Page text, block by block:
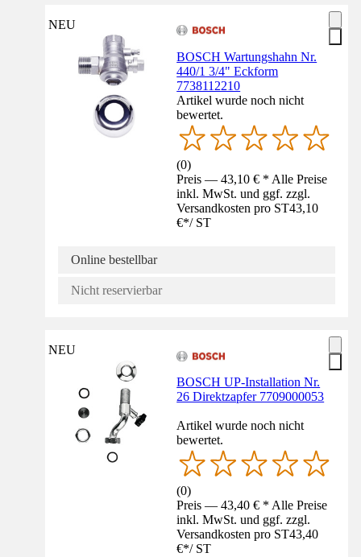
NEU
BOSCH Wartungshahn Nr.
440/1 3/4" Eckform
7738112210
Artikel wurde noch nicht
bewertet.
(0)
Preis — 43,10 € * Alle Preise
inkl. MwSt. und ggf. zzgl.
Versandkosten pro ST43,10
€*/ ST
Online bestellbar
Nicht reservierbar
NEU
BOSCH UP-Installation Nr.
26 Direktzapfer 7709000053
Artikel wurde noch nicht
bewertet.
(0)
Preis — 43,40 € * Alle Preise
inkl. MwSt. und ggf. zzgl.
Versandkosten pro ST43,40
€*/ ST